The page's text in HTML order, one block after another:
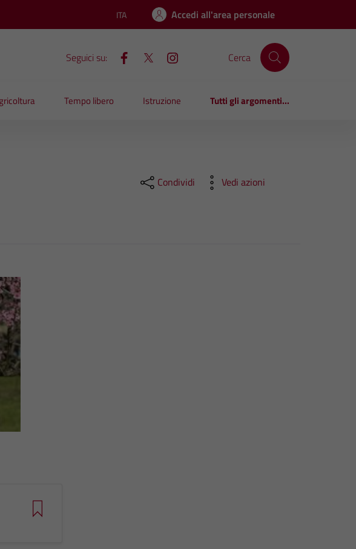
Lingua attiva:
ITA Accedi all'area personale
Seguici su: Cerca
Tempo libero Istruzione Tutti gli argomenti...
Condividi Vedi azioni